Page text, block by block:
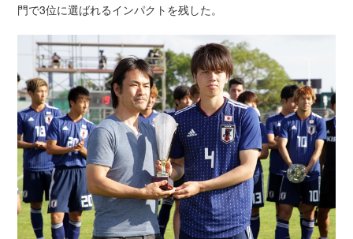
門で3位に選ばれるインパクトを残した。